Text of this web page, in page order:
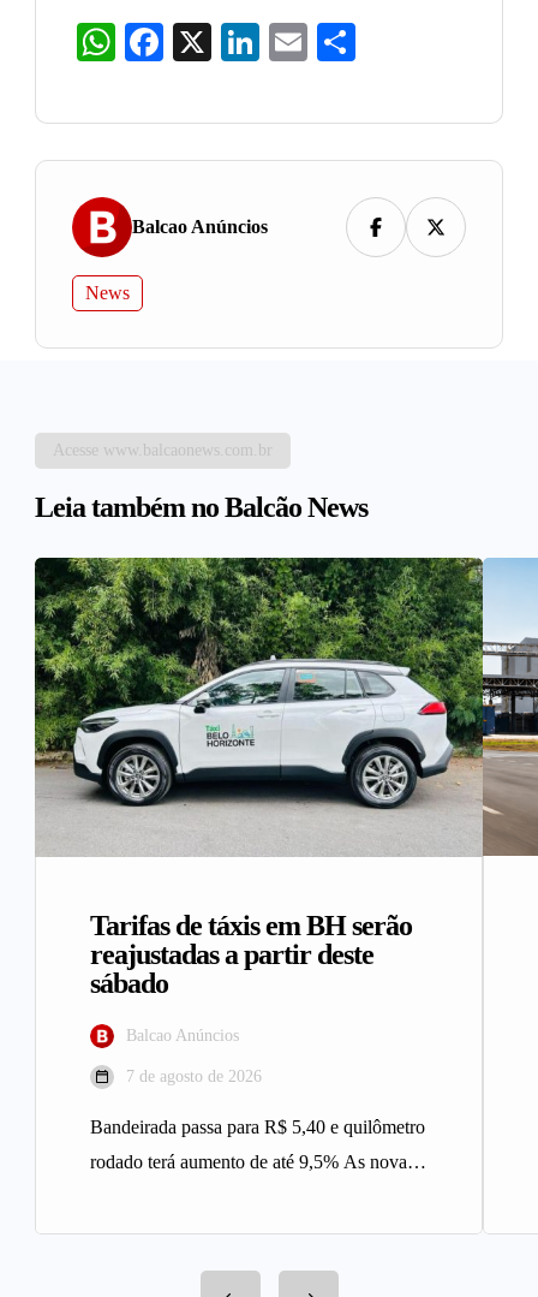
WhatsAppFacebook LinkedIn
Email
Balcao Anúncios
News
Acesse www.balcaonews.com.br
Leia também no Balcão News
Tarifas de táxis em BH serão
reajustadas a partir deste
sábado
Balcao Anúncios
7 de agosto de 2026
Bandeirada passa para R$ 5,40 e quilômetro
rodado terá aumento de até 9,5% As novas